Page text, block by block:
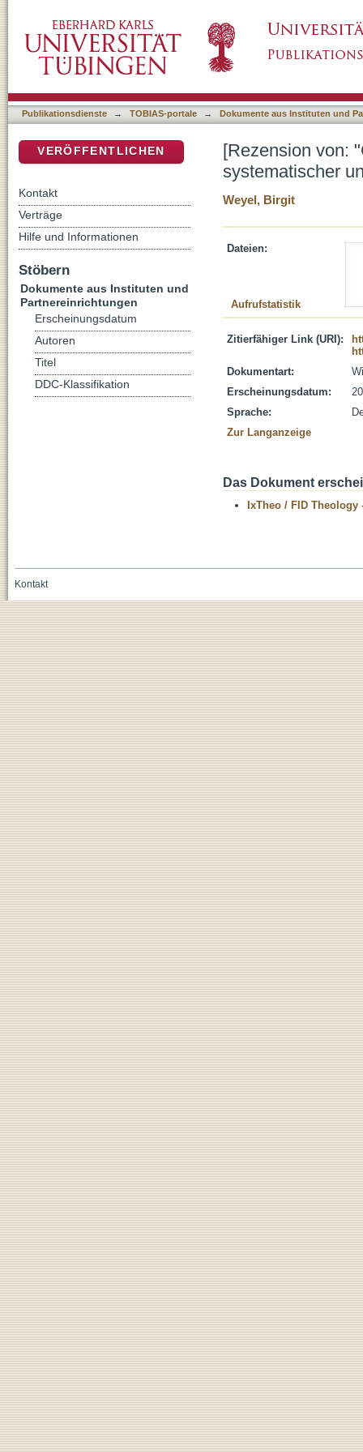
Theologie]
Publikationsdienste → TOBIAS-portale → Dokumente aus Instituten und
[Rezension von:
systematischer
Weyel, Birgit
Dateien:
Aufrufstatistik
Zitierfähiger Link (URI):
Dokumentart:
Erscheinungsdatum:
Sprache:
Zur Langanzeige
Das Dokument
IxTheo / FID Theology
VERÖFFENTLICHEN
Kontakt
Verträge
Hilfe und Informationen
Stöbern
Dokumente aus Instituten und
Partnereinrichtungen
Erscheinungsdatum
Autoren
Titel
DDC-Klassifikation
Kontakt